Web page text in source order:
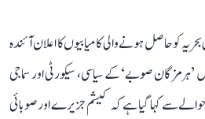
بحریہ کو حاصل ہونے والی کامیابیوں کا اعلان آئندہ
’ہرمزگان صوبے‘ کے سیاسی، سیکورٹی اور سماجی
سے کہا گیا ہے کہ کیشم جزیرے اور صوبائی